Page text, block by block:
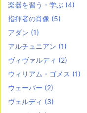
楽器を習う・学ぶ (4)
指揮者の肖像 (5)
アダン (1)
アルチュニアン (1)
ヴィヴァルディ (2)
ウィリアム・ゴメス (1)
ウェーバー (2)
ヴェルディ (3)